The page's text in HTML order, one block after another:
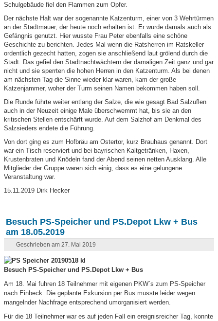
Schulgebäude fiel den Flammen zum Opfer.
Der nächste Halt war der sogenannte Katzenturm, einer von 3 Wehrtürmen
an der Stadtmauer, der heute noch erhalten ist. Er wurde damals auch als
Gefängnis genutzt. Hier wusste Frau Peter ebenfalls eine schöne
Geschichte zu berichten. Jedes Mal wenn die Ratsherren im Ratskeller
ordentlich gezecht hatten, zogen sie anschließend laut grölend durch die
Stadt. Das gefiel den Stadtnachtwächtern der damaligen Zeit ganz und gar
nicht und sie sperrten die hohen Herren in den Katzenturm. Als bei denen
am nächsten Tag die Sinne wieder klar waren, kam der große
Katzenjammer, woher der Turm seinen Namen bekommen haben soll.
Die Runde führte weiter entlang der Salze, die wie gesagt Bad Salzuflen
auch in der Neuzeit einige Male überschwemmt hat, bis sie an den
kritischen Stellen entschärft wurde. Auf dem Salzhof am Denkmal des
Salzsieders endete die Führung.
Von dort ging es zum Hofbräu am Ostertor, kurz Brauhaus genannt. Dort
war ein Tisch reserviert und bei bayrischen Kaltgetränken, Haxen,
Krustenbraten und Knödeln fand der Abend seinen netten Ausklang. Alle
Mitglieder der Gruppe waren sich einig, dass es eine gelungene
Veranstaltung war.
15.11.2019 Dirk Hecker
Besuch PS-Speicher und PS.Depot Lkw + Bus
am 18.05.2019
Geschrieben am 27. Mai 2019
Besuch PS-Speicher und PS.Depot Lkw + Bus
Am 18. Mai fuhren 18 Teilnehmer mit eigenen PKW´s zum PS-Speicher
nach Einbeck. Die geplante Exkursion per Bus musste leider wegen
mangelnder Nachfrage entsprechend umorganisiert werden.
Für die 18 Teilnehmer war es auf jeden Fall ein ereignisreicher Tag, konnte